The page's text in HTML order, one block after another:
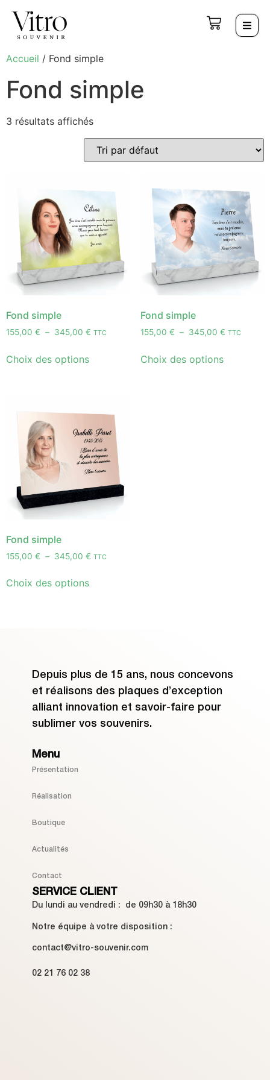
Accueil / Fond simple
Fond simple
3 résultats affichés
Fond simple
155,00 € – 345,00 € TTC
Choix des options
Fond simple
155,00 € – 345,00 € TTC
Choix des options
Fond simple
155,00 € – 345,00 € TTC
Choix des options
Depuis plus de 15 ans, nous concevons
et réalisons des plaques d’exception
alliant innovation et savoir-faire pour
sublimer vos souvenirs.
Menu
Présentation
Réalisation
Boutique
Actualités
Contact
SERVICE CLIENT
Du lundi au vendredi : de 09h30 à 18h30
Notre équipe à votre disposition :
contact@vitro-souvenir.com
02 21 76 02 38